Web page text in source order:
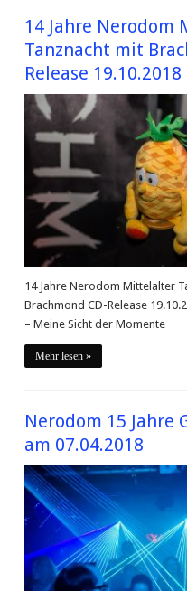
14 Jahre
Tanznacht mit
Release 19.10.2018
14 Jahre Nerodom Mittelalter
Brachmond CD-Release
– Meine Sicht der Momente
Mehr lesen »
Nerodom 15 Jahre
am 07.04.2018